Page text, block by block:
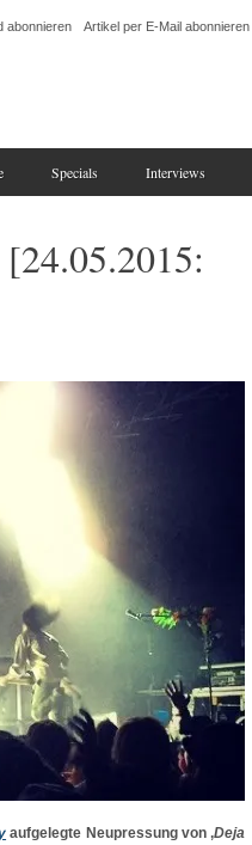
abonnieren Artikel per E-Mail abonnieren
Specials Interviews
aufgelegte Neupressung von ‚Deja